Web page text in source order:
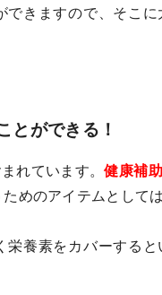
できますので、そこ
とができる！
れています。健康補
めのアイテムとして
栄養素をカバーする